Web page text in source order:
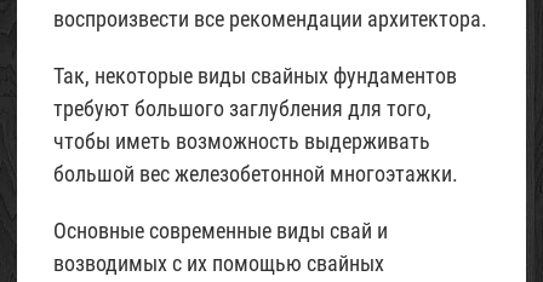
воспроизвести все рекомендации архитектора.
Так, некоторые виды свайных фундаментов
требуют большого заглубления для того,
чтобы иметь возможность выдерживать
большой вес железобетонной многоэтажки.
Основные современные виды свай и
возводимых с их помощью свайных
трехэтажного
для
6
соток
(с
фото)
Май
2017